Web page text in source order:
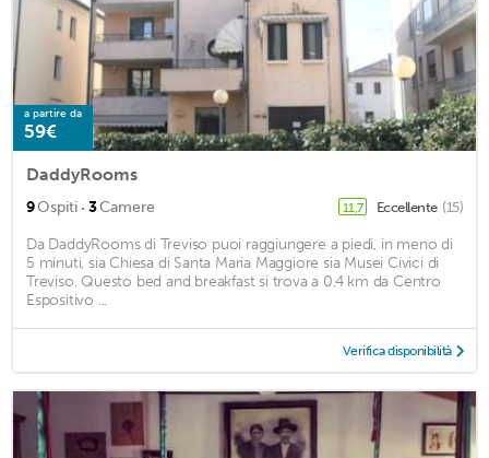
a partire da
59€
DaddyRooms
9Ospiti · 3Camere 11,7 Eccellente (15)
Da DaddyRooms di Treviso puoi raggiungere a piedi, in meno di
5 minuti, sia Chiesa di Santa Maria Maggiore sia Musei Civici di
Treviso. Questo bed and breakfast si trova a 0,4 km da Centro
Espositivo ...
Verifica disponibilità